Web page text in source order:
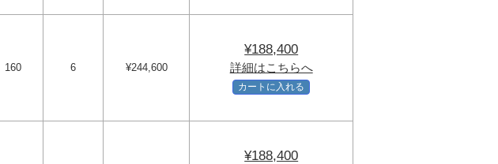
160 6 ¥244,600
¥188,400
詳細はこちらへ
カートに入れる
¥188,400